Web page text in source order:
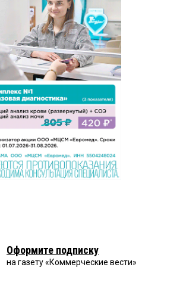
Оформите подписку
на газету «Коммерческие вести»